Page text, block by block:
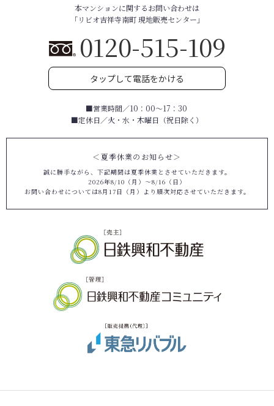
本マンションに関するお問い合わせは
「リビオ吉祥寺南町 現地販売センター」
0120-515-109
タップして電話をかける
■営業時間／10：00～17：30
■定休日／火・水・木曜日（祝日除く）
＜夏季休業のお知らせ＞
誠に勝手ながら、下記期間は夏季休業とさせていただきます。
2026年8/10（月）～8/16（日）
お問い合わせについては8月17日（月）より順次対応させていただきます。